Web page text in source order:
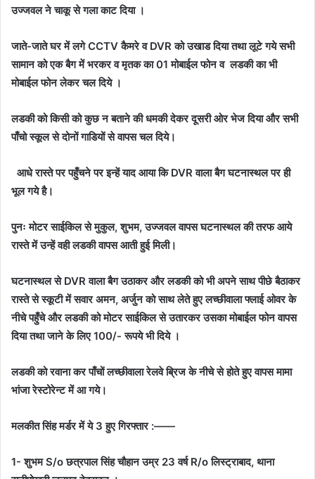
उज्जवल ने चाकू से गला काट दिया ।
जाते-जाते घर में लगे CCTV कैमरे व DVR को उखाड दिया तथा लूटे गये सभी
सामान को एक बैग में भरकर व मृतक का 01 मोबाईल फोन व लडकी का भी
मोबाईल फोन लेकर चल दिये ।
लडकी को किसी को कुछ न बताने की धमकी देकर दूसरी ओर भेज दिया और सभी
पाँचो स्कूल से दोनों गाडियों से वापस चल दिये।
आधे रास्ते पर पहुँचने पर इन्हें याद आया कि DVR वाला बैग घटनास्थल पर ही
भूल गये है।
पुनः मोटर साईकिल से मुकुल, शुभम, उज्जवल वापस घटनास्थल की तरफ आये
रास्ते में उन्हें वही लडकी वापस आती हुई मिली।
घटनास्थल से DVR वाला बैग उठाकर और लडकी को भी अपने साथ पीछे बैठाकर
रास्ते से स्कूटी में सवार अमन, अर्जुन को साथ लेते हुए लच्छीवाला फ्लाई ओवर के
नीचे पहुँचे और लडकी को मोटर साईकिल से उतारकर उसका मोबाईल फोन वापस
दिया तथा जाने के लिए 100/- रूपये भी दिये ।
लडकी को रवाना कर पाँचों लच्छीवाला रेलवे ब्रिज के नीचे से होते हुए वापस मामा
भांजा रेस्टोरेन्ट में आ गये।
मलकीत सिंह मर्डर में ये 3 हुए गिरफ्तार :——
1- शुभम S/o छत्रपाल सिंह चौहान उम्र 23 वर्ष R/o लिस्ट्राबाद, थाना